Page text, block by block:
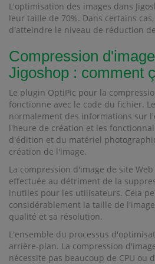
L'optimisation des images dans
leur taille de 70%. Dans certains
d'atteindre le niveau de réduction
Compression
Jigoshop : comment
Le plugin OptiPic pour la
fonctionne avec le code du fichier.
normalement des informations sur
l'heure de création et les
d'édition et du matériel
création de l'image.
La compression d'image de site
effectuée au détriment de la
inutiles pour les utilisateurs. Cela
considérablement la taille de
qualité et sa résolution.
L'ensemble du processus
arrière-plan. La compression
nécessite pas beaucoup de CPU ou